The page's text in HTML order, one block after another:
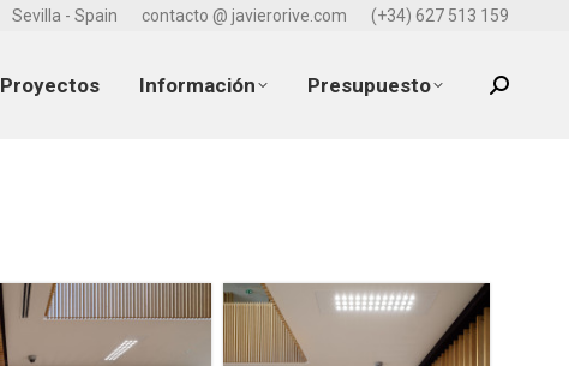
Sevilla - Spain contacto @ javierorive.com (+34) 627 513 159
Proyectos Información Presupuesto Search: